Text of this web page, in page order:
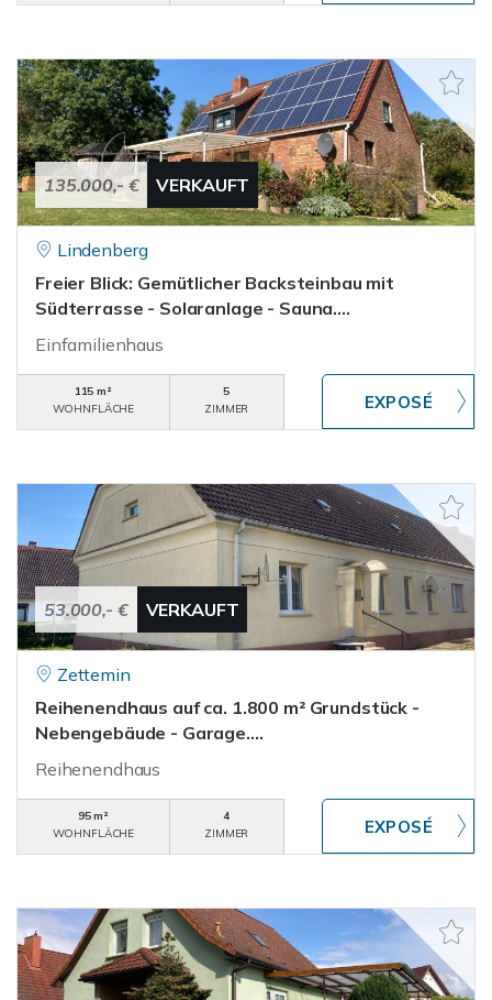
135.000,- € VERKAUFT
Lindenberg
Freier Blick: Gemütlicher Backsteinbau mit
Südterrasse - Solaranlage - Sauna....
Einfamilienhaus
115 m²
WOHNFLÄCHE
5
ZIMMER
53.000,- € VERKAUFT
Zettemin
Reihenendhaus auf ca. 1.800 m² Grundstück -
Nebengebäude - Garage....
Reihenendhaus
95 m²
WOHNFLÄCHE
4
ZIMMER